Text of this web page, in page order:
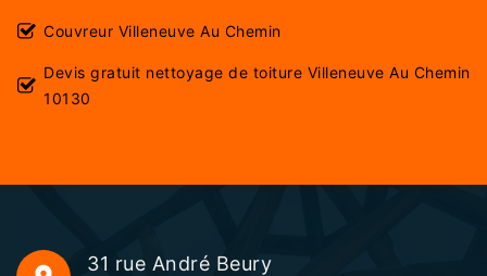
Couvreur Villeneuve Au Chemin
Devis gratuit nettoyage de toiture Villeneuve Au Chemin
10130
31 rue André Beury